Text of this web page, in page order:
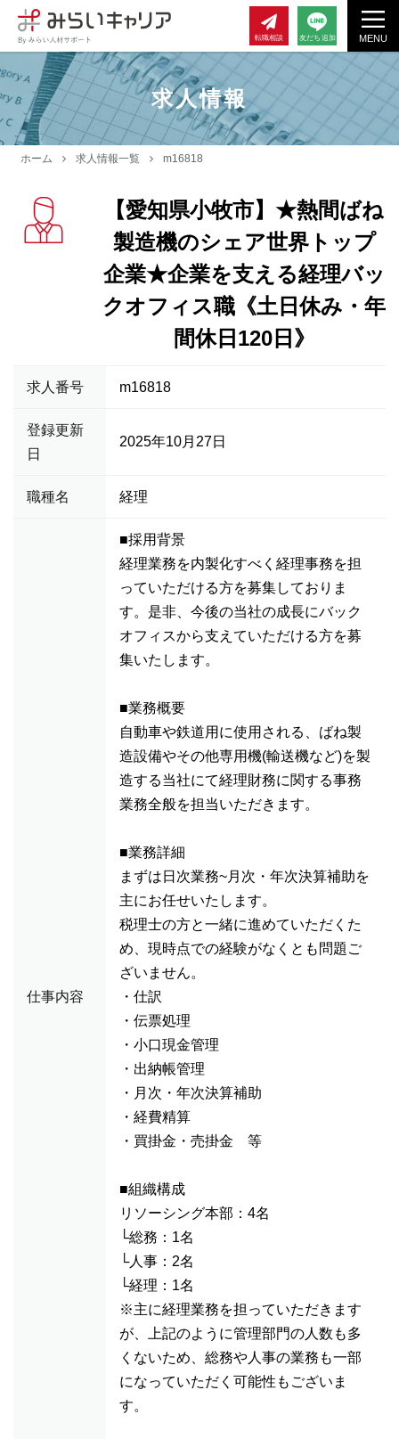
MENU
転職相談 友だち追加
求人情報
ホーム 求人情報一覧 m16818
【愛知県小牧市】★熱間ばね
製造機のシェア世界トップ
企業★企業を支える経理バッ
クオフィス職《土日休み・年
間休日120日》
求人番号 m16818
登録更新
日
2025年10月27日
職種名 経理
仕事内容
■採用背景
経理業務を内製化すべく経理事務を担
っていただける方を募集しておりま
す。是非、今後の当社の成長にバック
オフィスから支えていただける方を募
集いたします。
■業務概要
自動車や鉄道用に使用される、ばね製
造設備やその他専用機(輸送機など)を製
造する当社にて経理財務に関する事務
業務全般を担当いただきます。
■業務詳細
まずは日次業務~月次・年次決算補助を
主にお任せいたします。
税理士の方と一緒に進めていただくた
め、現時点での経験がなくとも問題ご
ざいません。
・仕訳
・伝票処理
・小口現金管理
・出納帳管理
・月次・年次決算補助
・経費精算
・買掛金・売掛金 等
■組織構成
リソーシング本部：4名
└総務：1名
└人事：2名
└経理：1名
※主に経理業務を担っていただきます
が、上記のように管理部門の人数も多
くないため、総務や人事の業務も一部
になっていただく可能性もございま
す。